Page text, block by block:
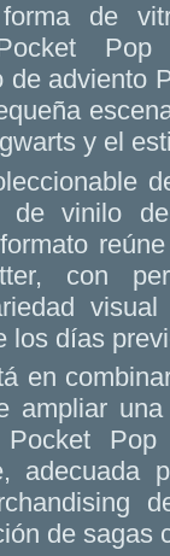
de
de adviento
y el
de vinilo
con
los días
en
ampliar
Pop
adecuada
de sagas